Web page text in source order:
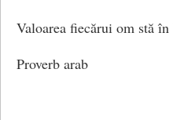
Valoarea fiecărui om stă
Proverb arab